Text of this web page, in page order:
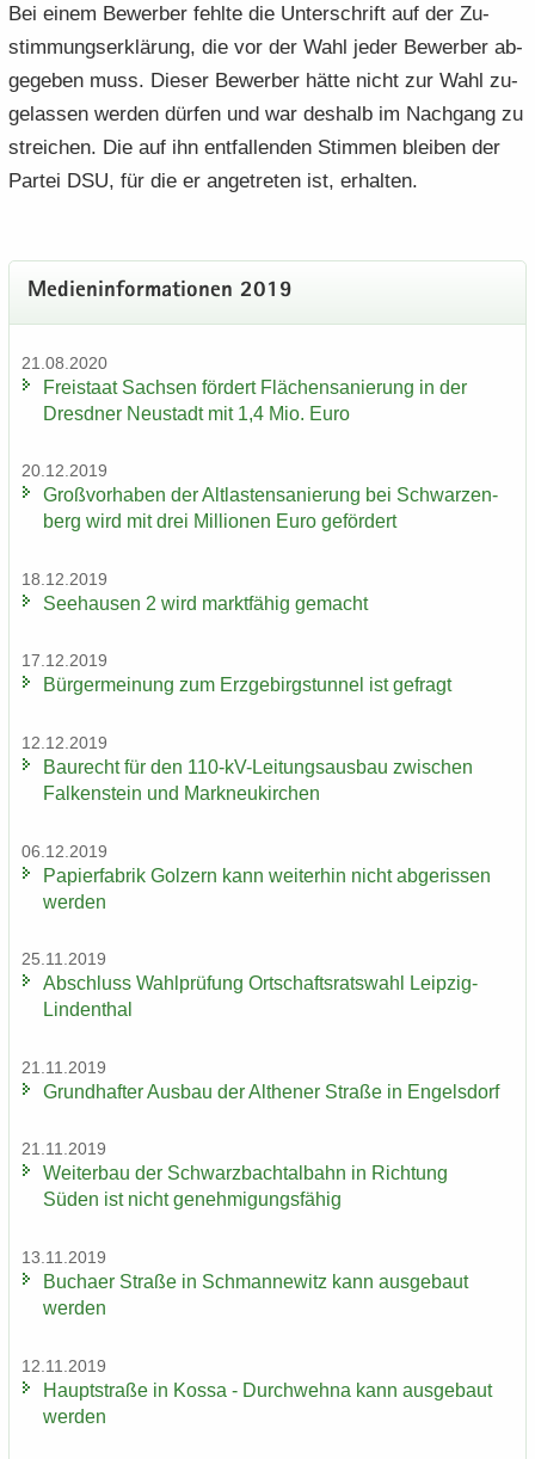
Bei einem Be­wer­ber fehl­te die Un­ter­schrift auf der Zu­
stim­mungs­er­klä­rung, die vor der Wahl jeder Be­wer­ber ab­
ge­ge­ben muss. Die­ser Be­wer­ber hätte nicht zur Wahl zu­
ge­las­sen wer­den dür­fen und war des­halb im Nach­gang zu
strei­chen. Die auf ihn ent­fal­len­den Stim­men blei­ben der
Par­tei DSU, für die er an­ge­tre­ten ist, er­hal­ten.
Me­di­en­in­for­ma­tio­nen 2019
21.08.2020
Frei­staat Sach­sen för­dert Flä­chen­sa­nie­rung in der
Dresd­ner Neu­stadt mit 1,4 Mio. Euro
20.12.2019
Groß­vor­ha­ben der Alt­las­ten­sa­nie­rung bei Schwar­zen­
berg wird mit drei Mil­lio­nen Euro ge­för­dert
18.12.2019
See­hau­sen 2 wird markt­fä­hig ge­macht
17.12.2019
Bür­ger­mei­nung zum Erz­ge­birgs­tun­nel ist ge­fragt
12.12.2019
Bau­recht für den 110-​kV-Leitungsausbau zwi­schen
Fal­ken­stein und Mark­neu­kir­chen
06.12.2019
Pa­pier­fa­brik Golz­ern kann wei­ter­hin nicht ab­ge­ris­sen
wer­den
25.11.2019
Ab­schluss Wahl­prü­fung Ort­schafts­rats­wahl Leipzig-​
Lindenthal
21.11.2019
Grund­haf­ter Aus­bau der Alt­he­ner Stra­ße in En­gels­dorf
21.11.2019
Wei­ter­bau der Schwarz­bach­tal­bahn in Rich­tung
Süden ist nicht ge­neh­mi­gungs­fä­hig
13.11.2019
Bu­ch­a­er Stra­ße in Sch­man­ne­witz kann aus­ge­baut
wer­den
12.11.2019
Haupt­stra­ße in Kossa - Durch­weh­na kann aus­ge­baut
wer­den